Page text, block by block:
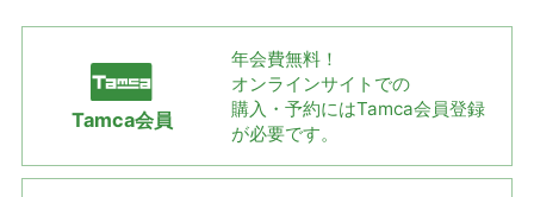
Tamca会員
年会費無料！
オンラインサイトでの
購入・予約にはTamca会員登録
が必要です。